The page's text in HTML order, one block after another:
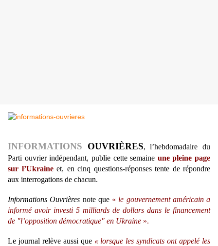
INFORMATIONS OUVRIÈRES, l’hebdomadaire du
Parti ouvrier indépendant, publie cette semaine une pleine page
sur l’Ukraineet, en cinq questions-réponses tente de répondre
aux interrogations de chacun.
Informations Ouvrières note que « le gouvernement américain a
informé avoir investi 5 milliards de dollars dans le financement
de "l’opposition démocratique" en Ukraine ».
Le journal relève aussi que « lorsque les syndicats ont appelé les